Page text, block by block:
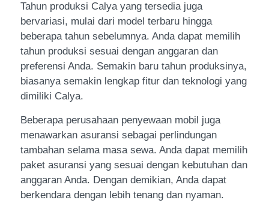
Tahun produksi Calya yang tersedia juga
bervariasi, mulai dari model terbaru hingga
beberapa tahun sebelumnya. Anda dapat memilih
tahun produksi sesuai dengan anggaran dan
preferensi Anda. Semakin baru tahun produksinya,
biasanya semakin lengkap fitur dan teknologi yang
dimiliki Calya.
Beberapa perusahaan penyewaan mobil juga
menawarkan asuransi sebagai perlindungan
tambahan selama masa sewa. Anda dapat memilih
paket asuransi yang sesuai dengan kebutuhan dan
anggaran Anda. Dengan demikian, Anda dapat
berkendara dengan lebih tenang dan nyaman.